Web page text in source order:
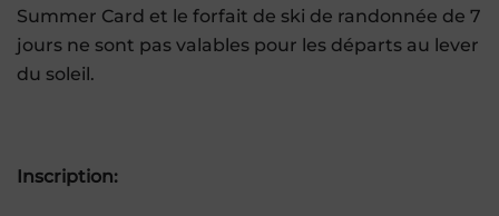
Summer Card et le forfait de ski de randonnée de 7
jours ne sont pas valables pour les départs au lever
du soleil.
Inscription: